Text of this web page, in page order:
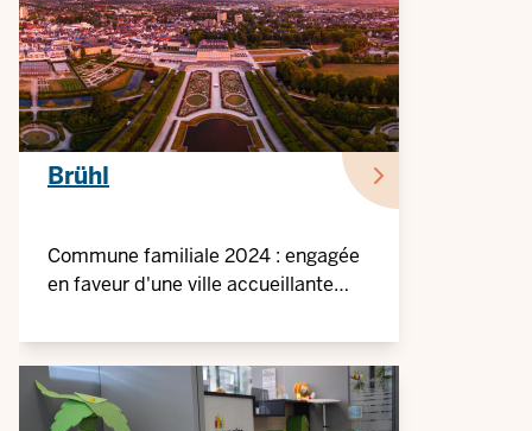
Brühl
Commune familiale 2024 : engagée
en faveur d'une ville accueillante